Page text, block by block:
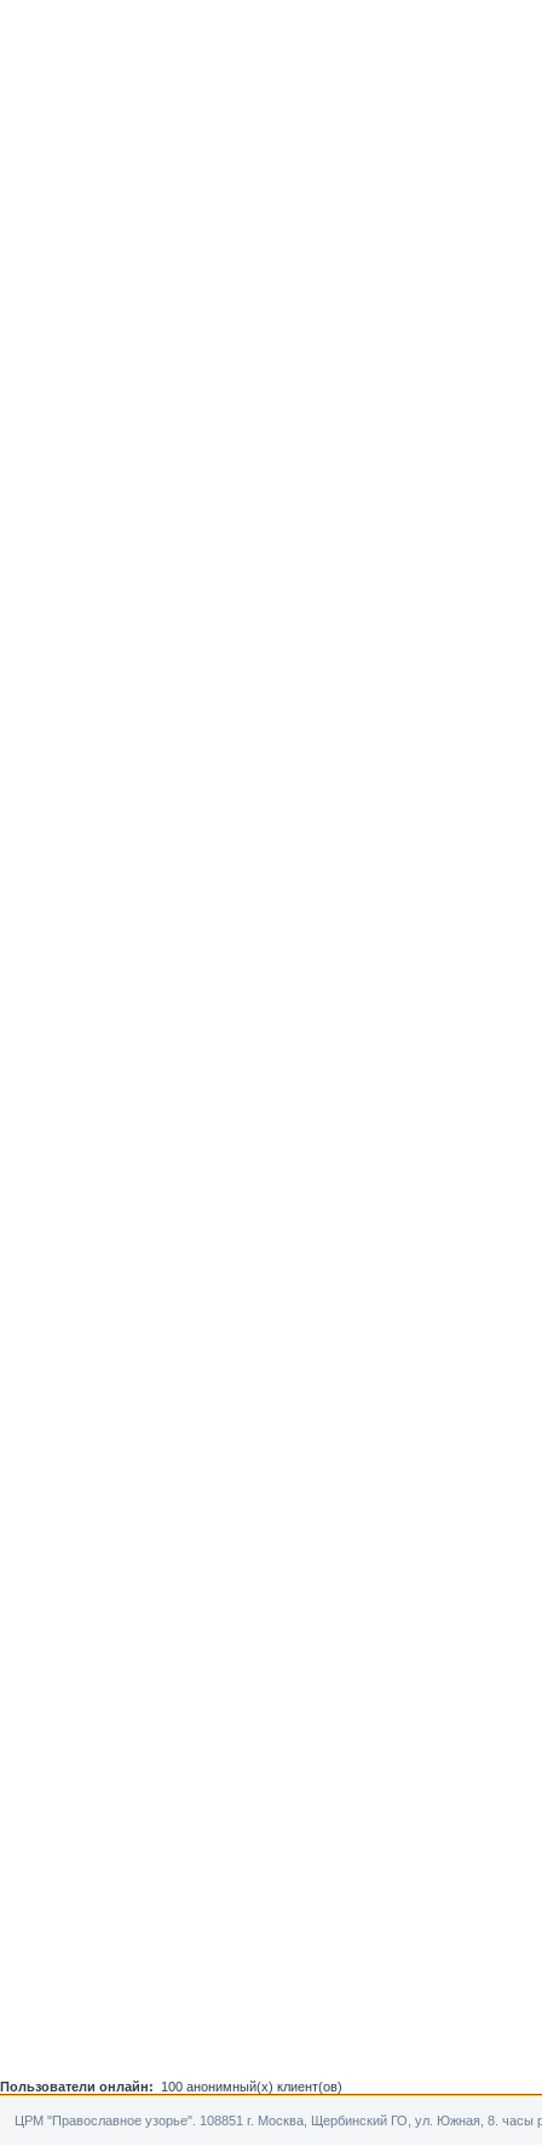
Пользователи онлайн: 100 анонимный(х) клиент(ов)
ЦРМ "Православное узорье". 108851 г. Москва, Щербинский ГО, ул. Южная, 8. часы